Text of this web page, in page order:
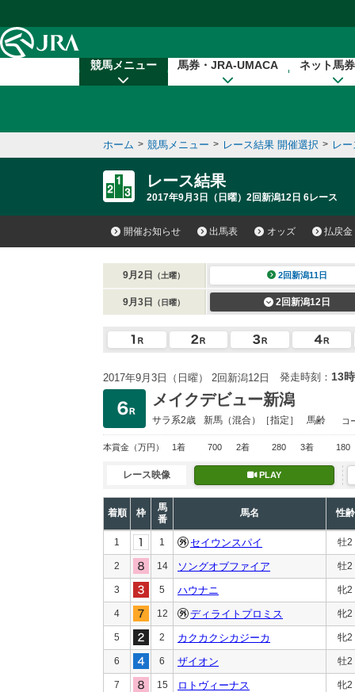
競馬メニュー 馬券・JRA-UMACA ネット馬
ホーム > 競馬メニュー > レース結果 開催選択 > レ
レース結果
2017年9月3日（日曜）2回新潟12日 6レース
開催お知らせ 出馬表 オッズ 払戻金
9月2日 （土曜） 2回新潟11日
9月3日 （日曜） 2回新潟12日
2017年9月3日（日曜） 2回新潟12日 発走時刻： 13
メイクデビュー新潟
サラ系2歳 新馬 （混合）［指定］ 馬齢 コ
本賞金 （万円） 1着 700 2着 280 3着 180
レース映像 PLAY
着順 枠
馬
番
馬名 性齢
1 1 セイウンスパイ 牡2
2 14 ソングオブファイア 牡2
3 5 ハウナニ 牝2
4 12 ディライトプロミス 牝2
5 2 カクカクシカジーカ 牝2
6 6 ザイオン 牡2
7 15 ロトヴィーナス 牝2